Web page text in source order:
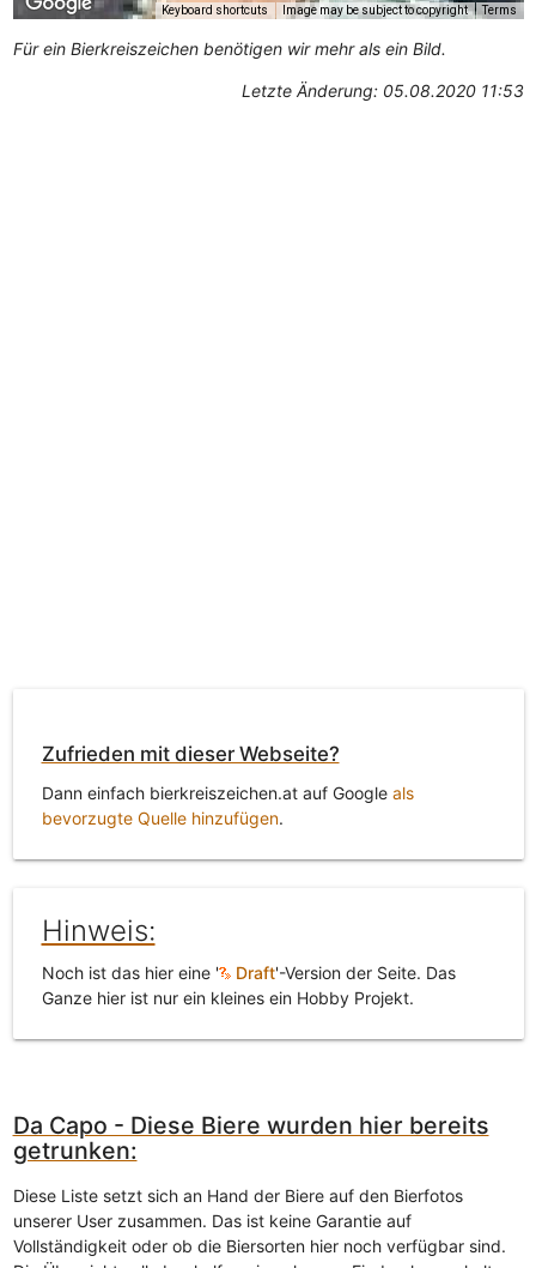
Keyboard shortcuts Image may be subject to copyright Terms
Für ein Bierkreiszeichen benötigen wir mehr als ein Bild.
Letzte Änderung: 05.08.2020 11:53
Zufrieden mit dieser Webseite?
Dann einfach bierkreiszeichen.at auf Google als
bevorzugte Quelle hinzufügen.
Hinweis:
Noch ist das hier eine ' Draft'-Version der Seite. Das
Ganze hier ist nur ein kleines ein Hobby Projekt.
Da Capo - Diese Biere wurden hier bereits
getrunken:
Diese Liste setzt sich an Hand der Biere auf den Bierfotos
unserer User zusammen. Das ist keine Garantie auf
Vollständigkeit oder ob die Biersorten hier noch verfügbar sind.